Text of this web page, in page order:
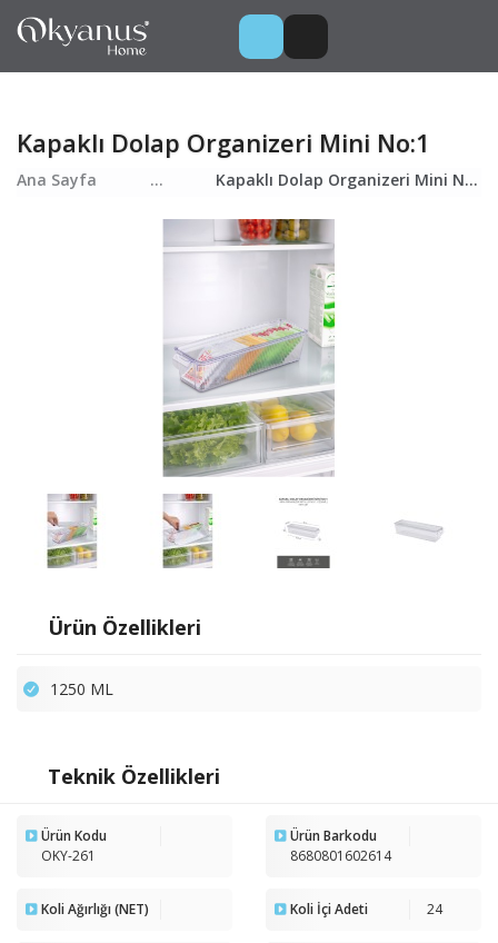
Kapaklı Dolap Organizeri Mini No:1
Ana Sayfa ... Kapaklı Dolap Organizeri Mini No:1
Ürün Özellikleri
1250 ML
Teknik Özellikleri
Ürün Kodu
OKY-261
Ürün Barkodu
8680801602614
Koli Ağırlığı (NET) Koli İçi Adeti 24